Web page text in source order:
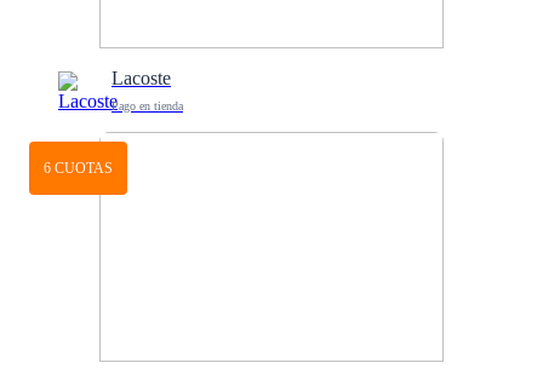
Lacoste
Pago en tienda
6 CUOTAS